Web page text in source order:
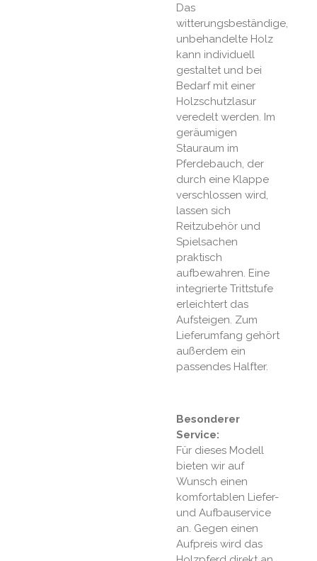
Das
witterungsbeständige,
unbehandelte Holz
kann individuell
gestaltet und bei
Bedarf mit einer
Holzschutzlasur
veredelt werden. Im
geräumigen
Stauraum im
Pferdebauch, der
durch eine Klappe
verschlossen wird,
lassen sich
Reitzubehör und
Spielsachen
praktisch
aufbewahren. Eine
integrierte Trittstufe
erleichtert das
Aufsteigen. Zum
Lieferumfang gehört
außerdem ein
passendes Halfter.
Besonderer
Service:
Für dieses Modell
bieten wir auf
Wunsch einen
komfortablen Liefer-
und Aufbauservice
an. Gegen einen
Aufpreis wird das